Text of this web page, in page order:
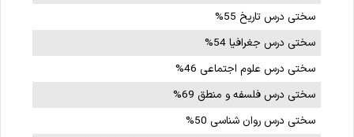
سختی درس تاریخ 55%
سختی درس جغرافیا 54%
سختی درس علوم اجتماعی 46%
سختی درس فلسفه و منطق 69%
سختی درس روان شناسی 50%